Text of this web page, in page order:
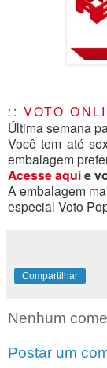
:: VOTO
Última semana
Você tem até
embalagem
Acesse aquie
A embalagem
especial Voto
Compartilhar
Nenhum
Postar um